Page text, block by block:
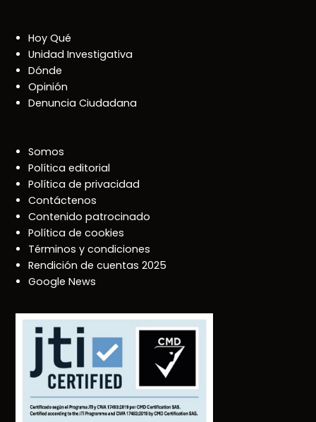
Hoy Qué
Unidad Investigativa
Dónde
Opinión
Denuncia Ciudadana
Somos
Política editorial
Política de privacidad
Contáctenos
Contenido patrocinado
Política de cookies
Términos y condiciones
Rendición de cuentas 2025
Google News